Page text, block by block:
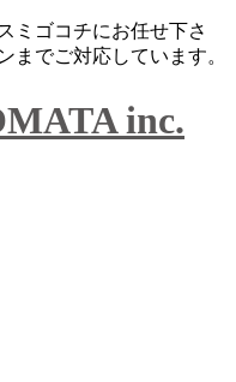
ミゴコチにお任せ下さ
までご対応しています。